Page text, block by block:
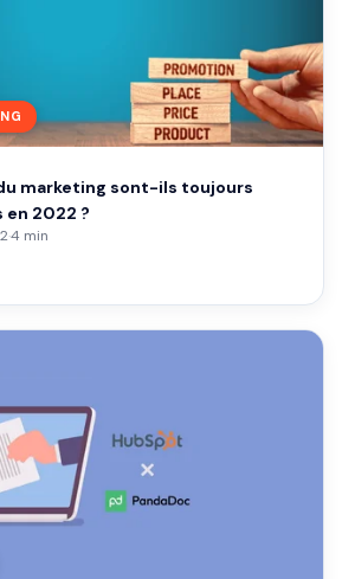
marketing sont-ils toujours
2022 ?
·4 min